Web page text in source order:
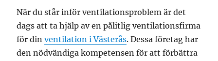
När du står inför ventilationsproblem är det
dags att ta hjälp av en pålitlig ventilationsfirma
för dinventilation i Västerås. Dessa företag har
den nödvändiga kompetensen för att förbättra